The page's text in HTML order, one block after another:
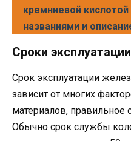
кремниевой кислотой
названиями и
Сроки
Срок эксплуатации
зависит от многих
материалов, правильное
Обычно срок службы